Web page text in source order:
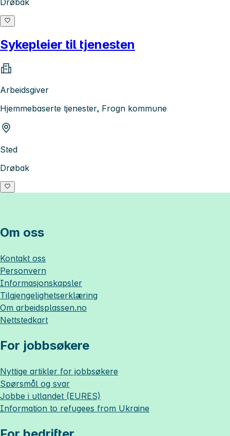
Sykepleier til tjenesten
Arbeidsgiver
Hjemmebaserte tjenester, Frogn kommune
Sted
Drøbak
Om oss
Kontakt oss
Personvern
Informasjonskapsler
Tilgjengelighetserklæring
Om arbeidsplassen.no
Nettstedkart
For jobbsøkere
Nyttige artikler for jobbsøkere
Spørsmål og svar
Jobbe i utlandet (EURES)
Information to refugees from Ukraine